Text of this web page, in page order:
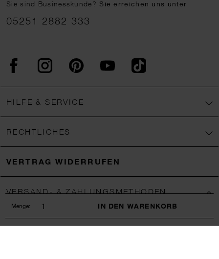
Menge: IN DEN WARENKORB
Sie sind Businesskunde?Sie erreichen uns unter
05251 2882 333
FacebookInstagram PinterestYouTubeTikTok
HILFE & SERVICE
RECHTLICHES
VERTRAG WIDERRUFEN
VERSAND- & ZAHLUNGSMETHODEN